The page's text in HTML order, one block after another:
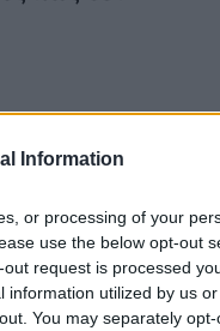
Information
or processing of your
use the below opt-out
request is processed
utilized by us
You may separately
τα δύο
των
που έχει
Αχιλλέα